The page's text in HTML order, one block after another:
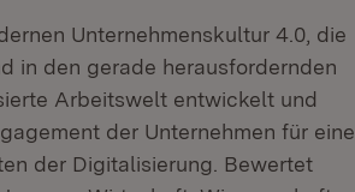
Unternehmenskultur 4.0, die
in den gerade herausfordernden
Arbeitswelt entwickelt und
der Unternehmen für eine
der Digitalisierung. Bewertet